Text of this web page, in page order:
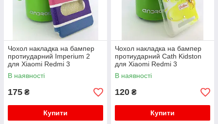
Чохол накладка на бампер
протиударний Imperium 2
для Xiaomi Redmi 3
В наявності
175 ₴
Купити
Чохол накладка на бампер
протиударний Cath Kidston
для Xiaomi Redmi 3
В наявності
120 ₴
Купити